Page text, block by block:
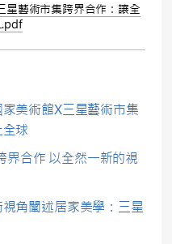
藝術市集跨界合作：讓全
美術館X三星藝術市集
球
界合作 以全然一新的視
角闡述居家美學：三星